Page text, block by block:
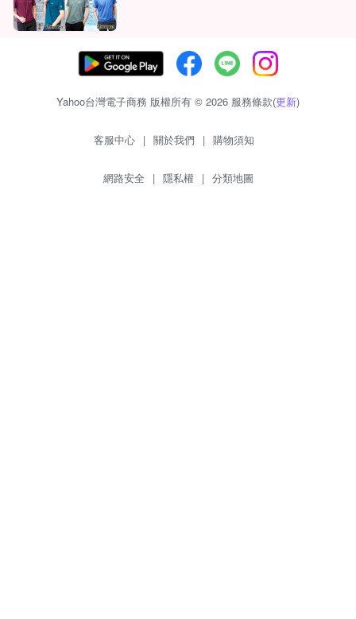
Yahoo台灣電子商務 版權所有 © 2026 服務條款(更新)
客服中心 | 關於我們 | 購物須知
網路安全 | 隱私權 | 分類地圖